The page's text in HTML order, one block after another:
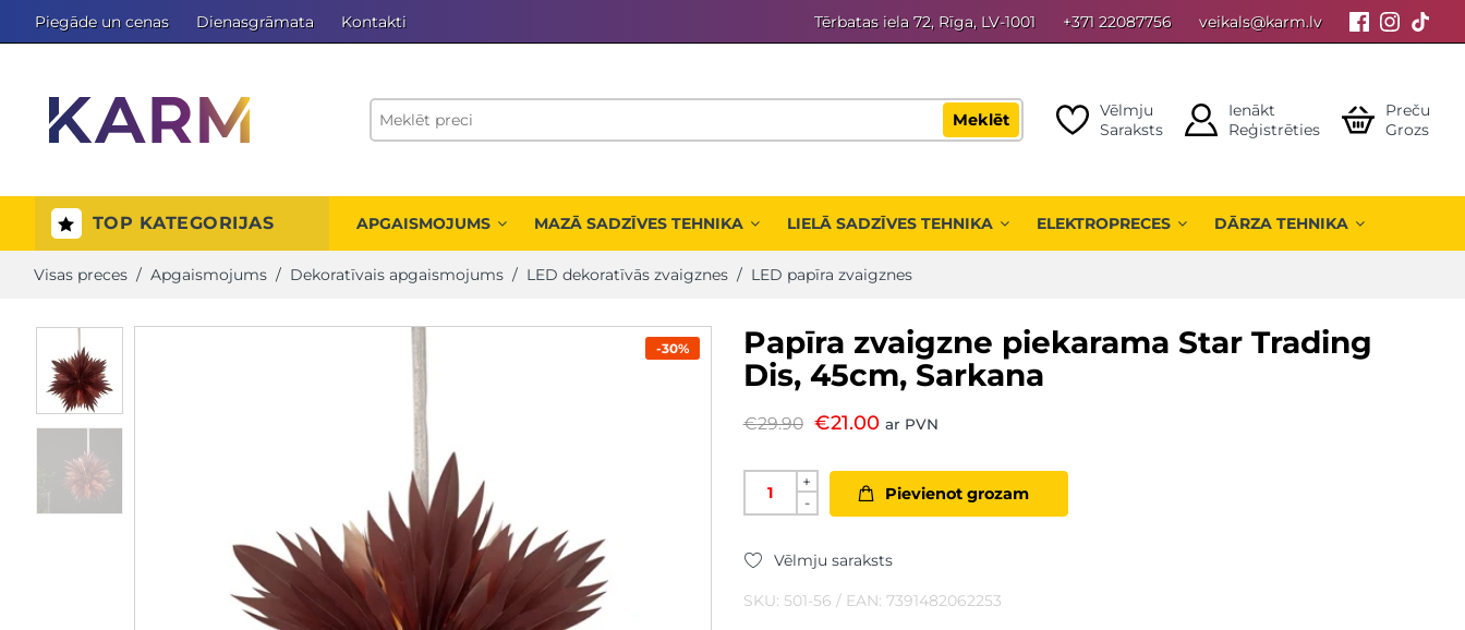
Piegāde un cenas Dienasgrāmata Kontakti Tērbatas iela 72, Rīga, LV-1001 +371 22087756 veikals@karm.lv
Meklēt
Vēlmju
Saraksts
Ienākt
Reģistrēties
Preču
Grozs
TOP KATEGORIJAS APGAISMOJUMS MAZĀ SADZĪVES TEHNIKA LIELĀ SADZĪVES TEHNIKA ELEKTROPRECES DĀRZA TEHNIKA
Visas preces / Apgaismojums / Dekoratīvais apgaismojums / LED dekoratīvās zvaigznes / LED papīra zvaigznes
-30%
Papīra zvaigzne piekarama Star Trading
Dis, 45cm, Sarkana
€29.90 €21.00 ar PVN
+
-
Pievienot grozam
Vēlmju saraksts
SKU: 501-56 / EAN: 7391482062253